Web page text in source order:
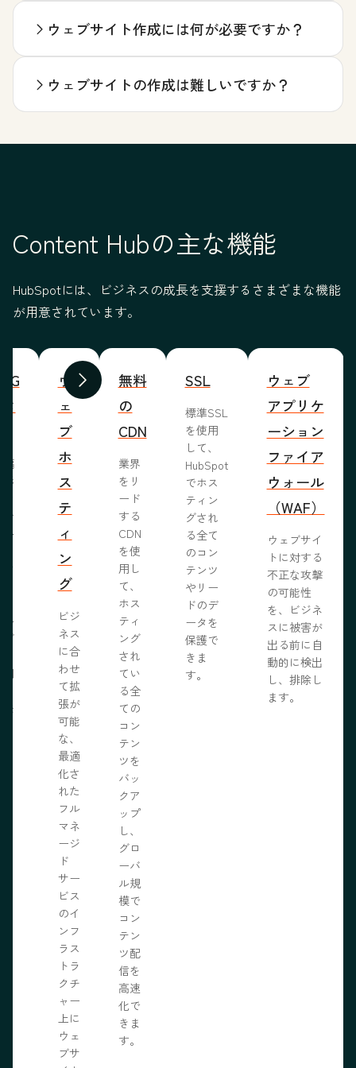
ウェブサイト作成には何が必要ですか？
ウェブサイトの作成は難しいですか？
Content Hubの主な機能
HubSpotには、ビジネスの成長を支援するさまざまな機能
が用意されています。
前へ 次へ
編
形
ル
ル
ブ
ウ
ェ
ブ
ホ
ス
テ
ィ
ン
グ
ビジ
ネス
に合
わせ
て拡
張が
可能
な、
最適
化さ
れた
フル
マネ
ージ
ド
サー
ビス
のイ
ンフ
ラス
トラ
クチ
ャー
上に
ウェ
ブサ
無料
の
CDN
業界
をリ
ード
する
CDN
を使
用し
て、
ホス
ティ
ング
され
てい
る全
ての
コン
テン
ツを
バッ
クア
ップ
し、
グロ
ーバ
ル規
模で
コン
テン
ツ配
信を
高速
化で
きま
す。
SSL
標準SSL
を使用
して、
HubSpot
でホス
ティン
グされ
る全て
のコン
テンツ
やリー
ドのデ
ータを
保護で
きま
す。
ウェブ
アプリケ
ーション
ファイア
ウォール
（WAF）
ウェブサイ
トに対する
不正な攻撃
の可能性
を、ビジネ
スに被害が
出る前に自
動的に検出
し、排除し
ます。